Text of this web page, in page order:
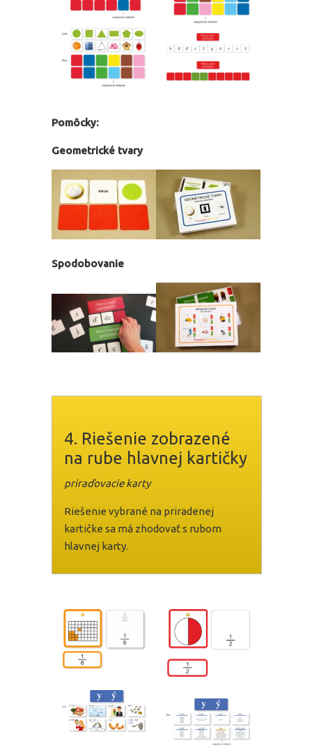
Pomôcky:
Geometrické tvary
Spodobovanie
4. Riešenie zobrazené
na rube hlavnej kartičky
priraďovacie karty
Riešenie vybrané na priradenej
kartičke sa má zhodovať s rubom
hlavnej karty.